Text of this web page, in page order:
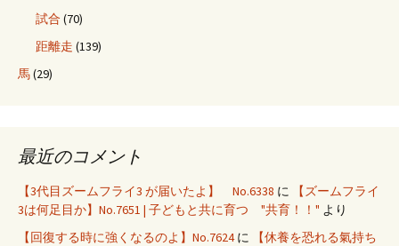
試合 (70)
距離走 (139)
馬(29)
最近のコメント
【3代目ズームフライ3 が届いたよ】 No.6338 に
【ズームフライ
3は何足目か】No.7651 | 子どもと共に育つ "共育！！" より
【回復する時に強くなるのよ】No.7624に
【休養を恐れる氣持ち